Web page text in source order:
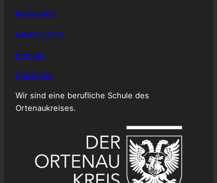
Impressum
Datenschutz
Kontakt
Startseite
Wir sind eine berufliche Schule des
Ortenaukreises.